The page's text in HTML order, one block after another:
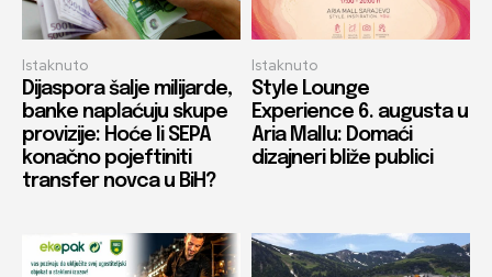
Istaknuto
Dijaspora šalje milijarde,
banke naplaćuju skupe
provizije: Hoće li SEPA
konačno pojeftiniti
transfer novca u BiH?
Istaknuto
Style Lounge
Experience 6. augusta u
Aria Mallu: Domaći
dizajneri bliže publici